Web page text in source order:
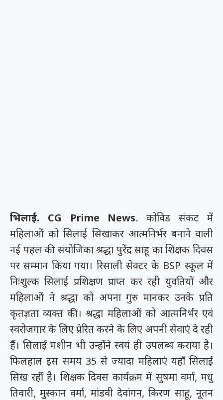
भिलाई. CG Prime News. कोविड संकट में
महिलाओं को सिलाई सिखाकर आत्मनिर्भर बनाने वाली
नई पहल की संयोजिका श्रद्धा पुरेंद्र साहू का शिक्षक दिवस
पर सम्मान किया गया। रिसाली सेक्टर के BSP स्कूल में
निःशुल्क सिलाई प्रशिक्षण प्राप्त कर रही युवतियों और
महिलाओं ने श्रद्धा को अपना गुरु मानकर उनके प्रति
कृतज्ञता व्यक्त की। श्रद्धा महिलाओं को आत्मनिर्भर एवं
स्वरोजगार के लिए प्रेरित करने के लिए अपनी सेवाएं दे रही
हैं। सिलाई मशीन भी उन्होंने स्वयं ही उपलब्ध कराया है।
फिलहाल इस समय 35 से ज्यादा महिलाएं यहाँ सिलाई
सिख रहीं है। शिक्षक दिवस कार्यक्रम में सुषमा वर्मा, मधु
तिवारी, मुस्कान वर्मा, मांडवी देवांगन, किरण साहू, नूतन